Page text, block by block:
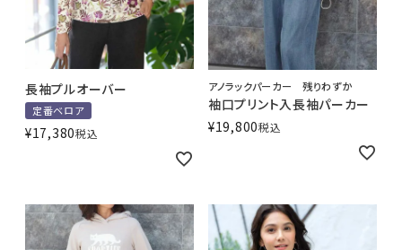
長袖プルオーバー
定番ベロア
¥17,380税込
アノラックパーカー 残りわずか
袖口プリント入長袖パーカー
¥19,800税込